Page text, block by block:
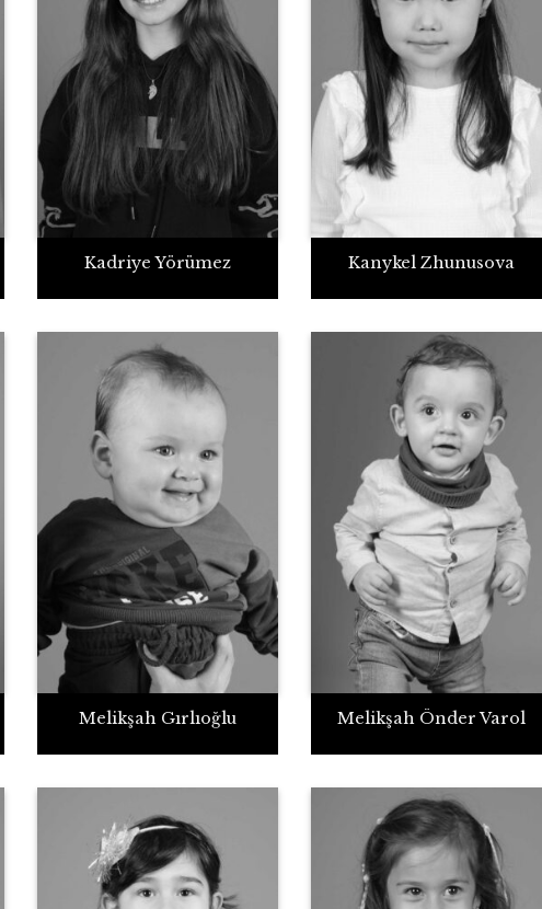
Kadriye Yörümez Kanykel Zhunusova
Melikşah Gırlıoğlu Melikşah Önder Varol